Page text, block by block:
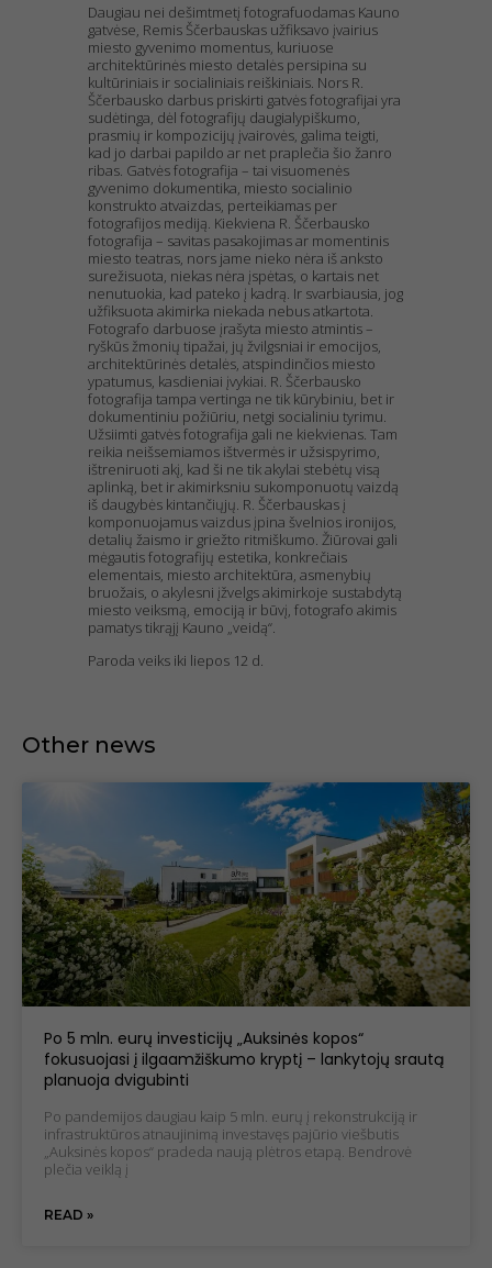
Daugiau nei dešimtmetį fotografuodamas Kauno
gatvėse, Remis Ščerbauskas užfiksavo įvairius
miesto gyvenimo momentus, kuriuose
architektūrinės miesto detalės persipina su
kultūriniais ir socialiniais reiškiniais. Nors R.
Ščerbausko darbus priskirti gatvės fotografijai yra
sudėtinga, dėl fotografijų daugialypiškumo,
prasmių ir kompozicijų įvairovės, galima teigti,
kad jo darbai papildo ar net praplečia šio žanro
ribas. Gatvės fotografija – tai visuomenės
gyvenimo dokumentika, miesto socialinio
konstrukto atvaizdas, perteikiamas per
fotografijos mediją. Kiekviena R. Ščerbausko
fotografija – savitas pasakojimas ar momentinis
miesto teatras, nors jame nieko nėra iš anksto
surežisuota, niekas nėra įspėtas, o kartais net
nenutuokia, kad pateko į kadrą. Ir svarbiausia, jog
užfiksuota akimirka niekada nebus atkartota.
Fotografo darbuose įrašyta miesto atmintis –
ryškūs žmonių tipažai, jų žvilgsniai ir emocijos,
architektūrinės detalės, atspindinčios miesto
ypatumus, kasdieniai įvykiai. R. Ščerbausko
fotografija tampa vertinga ne tik kūrybiniu, bet ir
dokumentiniu požiūriu, netgi socialiniu tyrimu.
Užsiimti gatvės fotografija gali ne kiekvienas. Tam
reikia neišsemiamos ištvermės ir užsispyrimo,
ištreniruoti akį, kad ši ne tik akylai stebėtų visą
aplinką, bet ir akimirksniu sukomponuotų vaizdą
iš daugybės kintančiųjų. R. Ščerbauskas į
komponuojamus vaizdus įpina švelnios ironijos,
detalių žaismo ir griežto ritmiškumo. Žiūrovai gali
mėgautis fotografijų estetika, konkrečiais
elementais, miesto architektūra, asmenybių
bruožais, o akylesni įžvelgs akimirkoje sustabdytą
miesto veiksmą, emociją ir būvį, fotografo akimis
pamatys tikrąjį Kauno „veidą“.
Paroda veiks iki liepos 12 d.
Other news
Po 5 mln. eurų investicijų „Auksinės kopos“
fokusuojasi į ilgaamžiškumo kryptį – lankytojų srautą
planuoja dvigubinti
Po pandemijos daugiau kaip 5 mln. eurų į rekonstrukciją ir
infrastruktūros atnaujinimą investavęs pajūrio viešbutis
„Auksinės kopos“ pradeda naują plėtros etapą. Bendrovė
plečia veiklą į
READ »